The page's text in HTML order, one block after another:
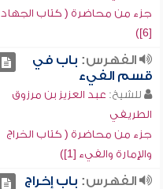
جزء من محاضرة ( كتاب الجهاد
[6])
الفهرس: باب في
قسم الفيء
للشيخ: عبد العزيز بن مرزوق
الطريفي
جزء من محاضرة ( كتاب الخراج
والإمارة والفيء [1])
الفهرس: باب إخراج